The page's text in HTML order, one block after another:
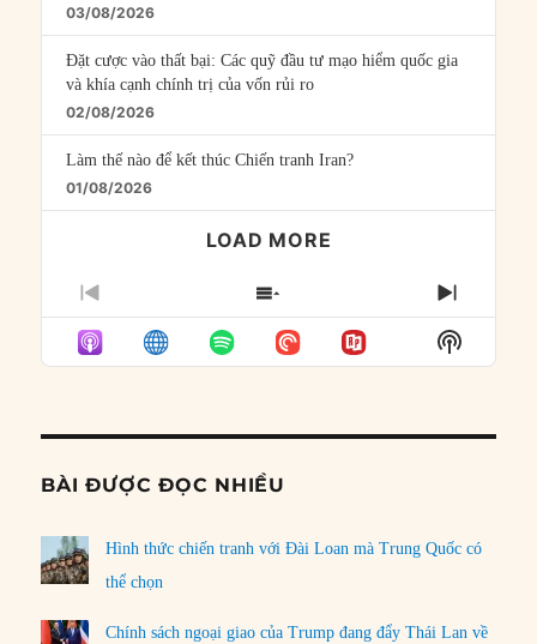
03/08/2026
Đặt cược vào thất bại: Các quỹ đầu tư mạo hiểm quốc gia
và khía cạnh chính trị của vốn rủi ro
02/08/2026
Làm thế nào để kết thúc Chiến tranh Iran?
01/08/2026
LOAD MORE
PREVIOUS
EPISODE
SHOW
EPISODES
LIST
NEXT
Show
Podcast
BÀI ĐƯỢC ĐỌC NHIỀU
Hình thức chiến tranh với Đài Loan mà Trung Quốc có
thể chọn
Chính sách ngoại giao của Trump đang đẩy Thái Lan về